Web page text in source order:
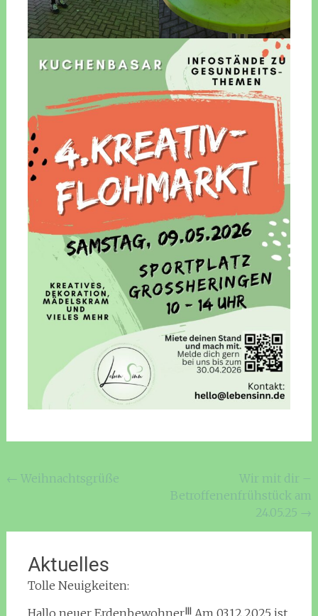
Beitragsnavigation
← Weihnachtsgrüße
Wir mit dir –
Betroffenenfrühstück am
24.05.25 →
Aktuelles
Tolle Neuigkeiten: